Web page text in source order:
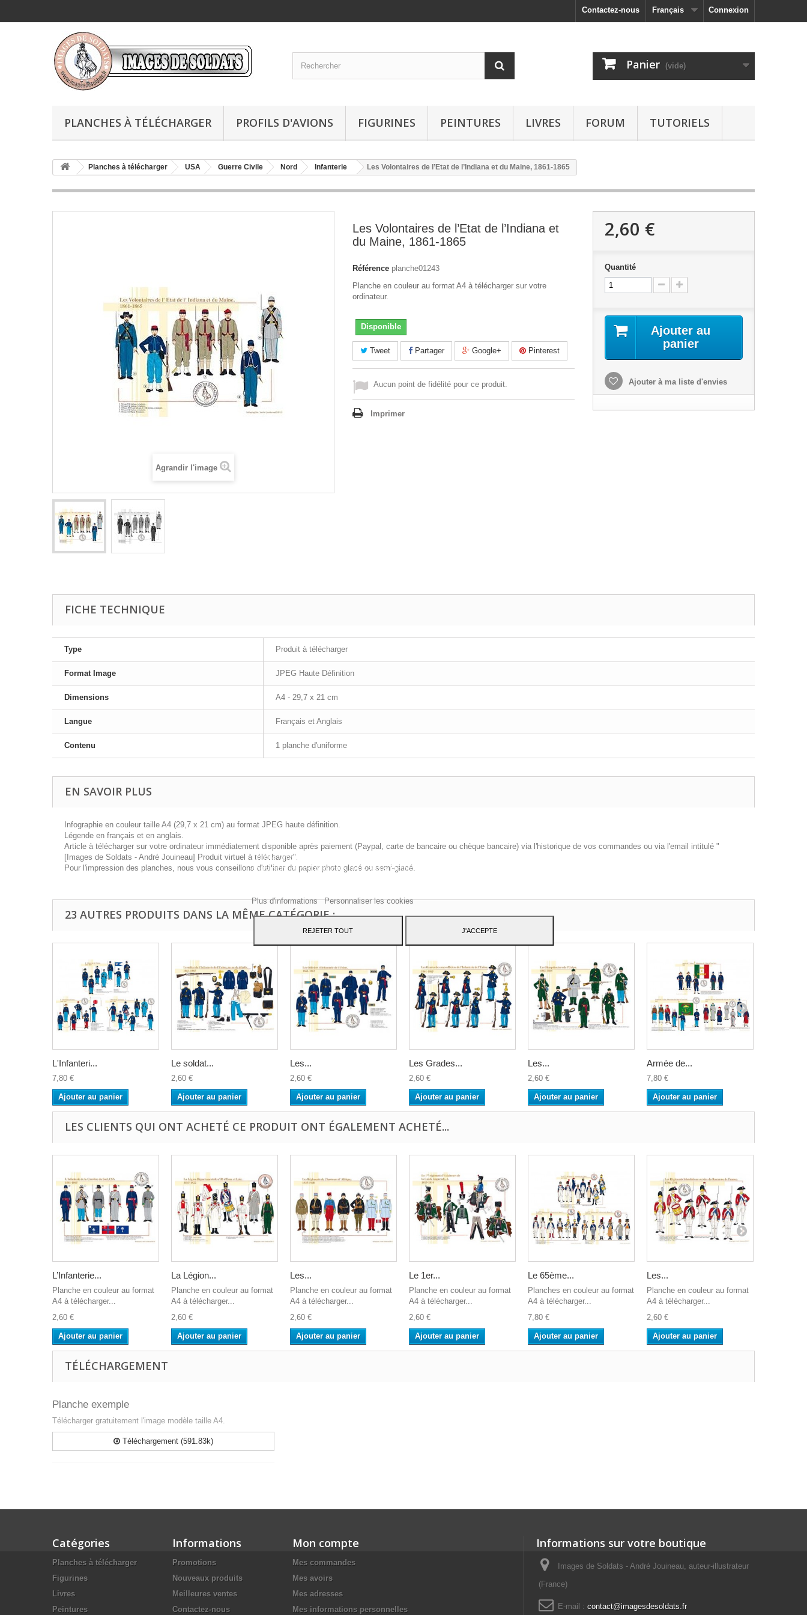
Connexion
Français
Contactez-nous
Panier (vide)
PLANCHES À TÉLÉCHARGER PROFILS D'AVIONS FIGURINES PEINTURES LIVRES FORUM TUTORIELS
Planches à télécharger USA Guerre Civile Nord Infanterie Les Volontaires de l’Etat de l’Indiana et du Maine, 1861-1865
Agrandir l'image
Les Volontaires de l’Etat de l’Indiana et
du Maine, 1861-1865
Référence planche01243
Planche en couleur au format A4 à télécharger sur votre
ordinateur.
Disponible
Tweet Partager Google+ Pinterest
Aucun point de fidélité pour ce produit.
Imprimer
2,60 €
Quantité
Ajouter au
panier
Ajouter à ma liste d'envies
FICHE TECHNIQUE
Type Produit à télécharger
Format Image JPEG Haute Définition
Dimensions A4 - 29,7 x 21 cm
Langue Français et Anglais
Contenu 1 planche d'uniforme
EN SAVOIR PLUS
Infographie en couleur taille A4 (29,7 x 21 cm) au format JPEG haute définition.
Légende en français et en anglais.
Article à télécharger sur votre ordinateur immédiatement disponible après paiement (Paypal, carte de bancaire ou chèque bancaire) via l'historique de vos commandes ou via l'email intitulé "
[Images de Soldats - André Jouineau] Produit virtuel à télécharger".
Pour l'impression des planches, nous vous conseillons d'utiliser du papier photo glacé ou semi-glacé.
23 AUTRES PRODUITS DANS LA MÊME CATÉGORIE :
L'Infanteri...
7,80 €
Ajouter au panier
Le soldat...
2,60 €
Ajouter au panier
Les...
2,60 €
Ajouter au panier
Les Grades...
2,60 €
Ajouter au panier
Les...
2,60 €
Ajouter au panier
Armée de...
7,80 €
Ajouter au panier
LES CLIENTS QUI ONT ACHETÉ CE PRODUIT ONT ÉGALEMENT ACHETÉ...
L’Infanterie...
Planche en couleur au format
A4 à télécharger...
2,60 €
Ajouter au panier
La Légion...
Planche en couleur au format
A4 à télécharger...
2,60 €
Ajouter au panier
Les...
Planche en couleur au format
A4 à télécharger...
2,60 €
Ajouter au panier
Le 1er...
Planche en couleur au format
A4 à télécharger...
2,60 €
Ajouter au panier
Le 65ème...
Planches en couleur au format
A4 à télécharger...
7,80 €
Ajouter au panier
Les...
Planche en couleur au format
A4 à télécharger...
2,60 €
Ajouter au panier
TÉLÉCHARGEMENT
Planche exemple
Télécharger gratuitement l'image modèle taille A4.
Téléchargement (591.83k)
Catégories
Planches à télécharger
Figurines
Livres
Peintures
Informations
Promotions
Nouveaux produits
Meilleures ventes
Contactez-nous
Mon compte
Mes commandes
Mes avoirs
Mes adresses
Mes informations personnelles
Informations sur votre boutique
Images de Soldats - André Jouineau, auteur-illustrateur
(France)
E-mail : contact@imagesdesoldats.fr
Ce site Web utilise ses propres cookies et ceux de tiers pour améliorer nos services et
vous montrer des publicités liées à vos préférences en analysant vos habitudes de
Plus d'informations Personnaliser les cookies
REJETER TOUT J'ACCEPTE